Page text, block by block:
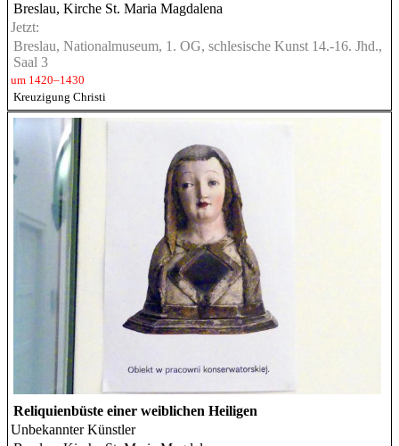
Breslau, Kirche St. Maria Magdalena
Jetzt:
Breslau, Nationalmuseum, 1. OG, schlesische Kunst 14.-16. Jhd.,
Saal 3
um 1420–1430
Kreuzigung Christi
Reliquienbüste einer weiblichen Heiligen
Unbekannter Künstler